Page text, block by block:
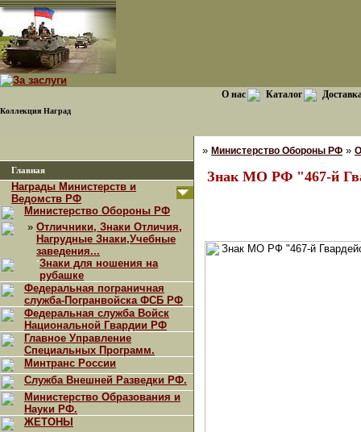
Коллекция Наград
О нас Каталог
Главная
Награды Министерств и
Ведомств РФ
Министерство Обороны РФ
» Отличники, Знаки Отличия,
Нагрудные Знаки,Учебные
заведения...
·Знаки для ношения на
рубашке
Федеральная пограничная
служба-Погранвойска ФСБ РФ
Федеральная служба Войск
Национальной Гвардии РФ
Главное Управление
Специальных Программ.
Минтранс России
Служба Внешней Разведки РФ.
Министерство Образования и
Науки РФ.
ЖЕТОНЫ
» Министерство Обороны РФ »
Знак МО РФ "467-й